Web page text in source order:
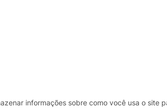
informações sobre como você usa o site